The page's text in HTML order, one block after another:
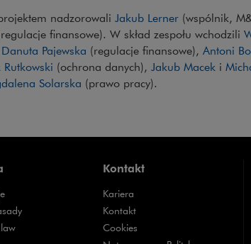
nadzorowali Jakub Lerner(wspólnik,
finansowe). W skład zespołu wchodzili
Danuta Pajewska (regulacje finansowe), Antoni
Rutkowski (ochrona danych), Jakub Maceki
Solarska (prawo pracy).
Uwaga, link zostanie otwarty w nowym oknie
Uwaga, link zostanie otwarty w nowym oknie
Kontakt
Kariera
Kontakt
Cookies